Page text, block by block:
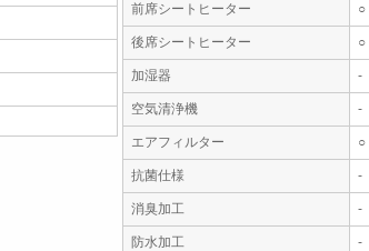
前席シートヒーター ○
後席シートヒーター ○
加湿器 -
空気清浄機 -
エアフィルター ○
抗菌仕様 -
消臭加工 -
防水加工 -